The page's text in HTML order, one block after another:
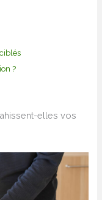
?
elles vos